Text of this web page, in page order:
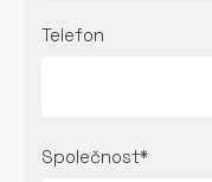
Telefon
Společnost*